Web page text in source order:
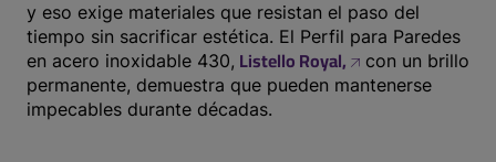
y eso exige materiales que resistan el paso del
tiempo sin sacrificar estética. El Perfil para Paredes
en acero inoxidable 430, Listello Royal,
con un brillo
permanente, demuestra que pueden mantenerse
impecables durante décadas.